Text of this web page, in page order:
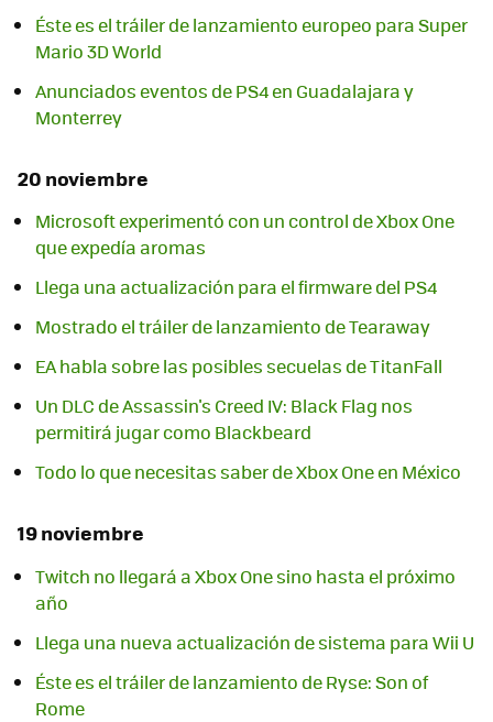
Éste es el tráiler de lanzamiento europeo para Super
Mario 3D World
Anunciados eventos de PS4 en Guadalajara y
Monterrey
20 noviembre
Microsoft experimentó con un control de Xbox One
que expedía aromas
Llega una actualización para el firmware del PS4
Mostrado el tráiler de lanzamiento de Tearaway
EA habla sobre las posibles secuelas de TitanFall
Un DLC de Assassin's Creed IV: Black Flag nos
permitirá jugar como Blackbeard
Todo lo que necesitas saber de Xbox One en México
19 noviembre
Twitch no llegará a Xbox One sino hasta el próximo
año
Llega una nueva actualización de sistema para Wii U
Éste es el tráiler de lanzamiento de Ryse: Son of
Rome